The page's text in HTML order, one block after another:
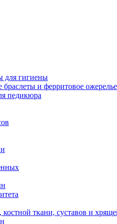
для гигиены
и ферритовое ожерелье
педикюра
костной ткани, суставов и